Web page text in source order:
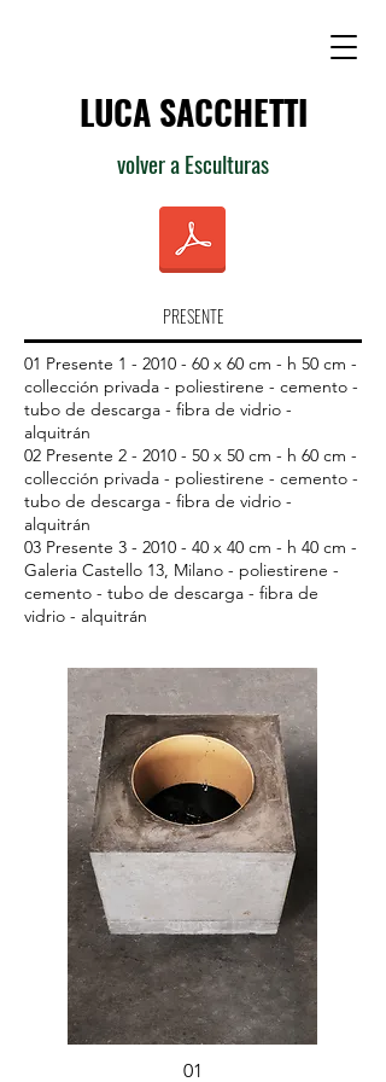
LUCA SACCHETTI
volver a Esculturas
01
PRESENTE
01 Presente 1 - 2010 - 60 x 60 cm - h 50 cm -
collección privada - poliestirene - cemento -
tubo de descarga - fibra de vidrio -
alquitrán
02 Presente 2 - 2010 - 50 x 50 cm - h 60 cm -
collección privada - poliestirene - cemento -
tubo de descarga - fibra de vidrio -
alquitrán
03 Presente 3 - 2010 - 40 x 40 cm - h 40 cm -
Galeria Castello 13, Milano - poliestirene -
cemento - tubo de descarga - fibra de
vidrio - alquitrán